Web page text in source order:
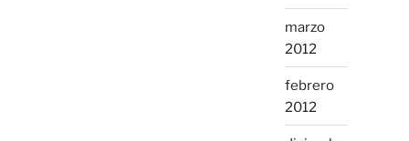
marzo
2012
febrero
2012